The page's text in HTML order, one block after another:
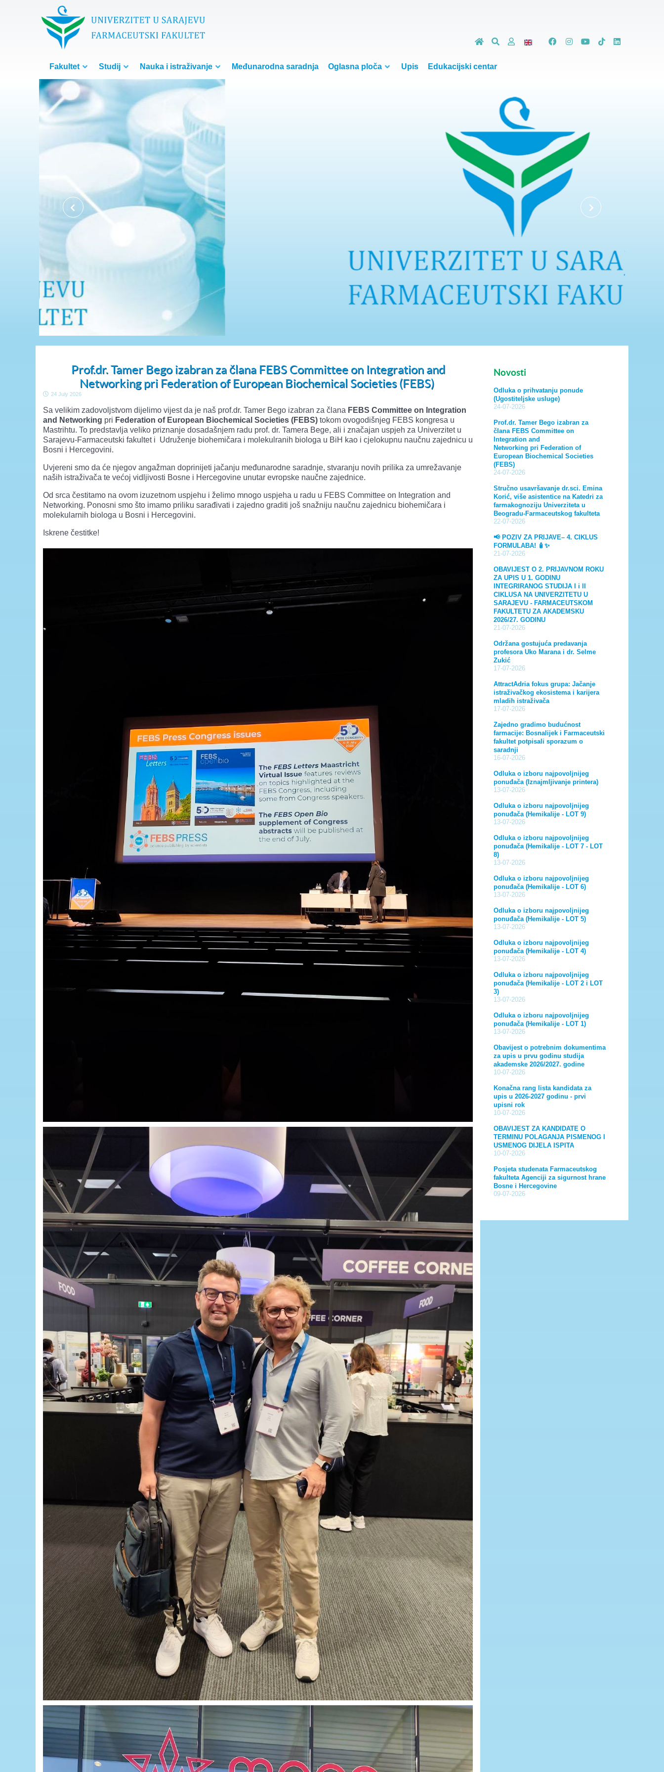
Fakultet Studij Nauka i istraživanje Međunarodna saradnja Oglasna ploča Upis Edukacijski centar
Prof.dr. Tamer Bego izabran za člana FEBS Committee on Integration and
Networking pri Federation of European Biochemical Societies (FEBS)
24 July 2026
Sa velikim zadovoljstvom dijelimo vijest da je naš prof.dr. Tamer Bego izabran za člana FEBS Committee on Integration
and Networking pri Federation of European Biochemical Societies (FEBS) tokom ovogodišnjeg FEBS kongresa u
Mastrihtu. To predstavlja veliko priznanje dosadašnjem radu prof. dr. Tamera Bege, ali i značajan uspjeh za Univerzitet u
Sarajevu-Farmaceutski fakultet i Udruženje biohemičara i molekulranih biologa u BiH kao i cjelokupnu naučnu zajednicu u
Bosni i Hercegovini.
Uvjereni smo da će njegov angažman doprinijeti jačanju međunarodne saradnje, stvaranju novih prilika za umrežavanje
naših istraživača te većoj vidljivosti Bosne i Hercegovine unutar evropske naučne zajednice.
Od srca čestitamo na ovom izuzetnom uspjehu i želimo mnogo uspjeha u radu u FEBS Committee on Integration and
Networking. Ponosni smo što imamo priliku sarađivati i zajedno graditi još snažniju naučnu zajednicu biohemičara i
molekularnih biologa u Bosni i Hercegovini.
Iskrene čestitke!
Novosti
Odluka o prihvatanju ponude
(Ugostiteljske usluge)
24-07-2026
Prof.dr. Tamer Bego izabran za
člana FEBS Committee on
Integration and
Networking pri Federation of
European Biochemical Societies
(FEBS)
24-07-2026
Stručno usavršavanje dr.sci. Emina
Korić, više asistentice na Katedri za
farmakognoziju Univerziteta u
Beogradu-Farmaceutskog fakulteta
22-07-2026
📢 POZIV ZA PRIJAVE– 4. CIKLUS
FORMULABA! 🧴✨
21-07-2026
OBAVIJEST O 2. PRIJAVNOM ROKU
ZA UPIS U 1. GODINU
INTEGRIRANOG STUDIJA I i II
CIKLUSA NA UNIVERZITETU U
SARAJEVU - FARMACEUTSKOM
FAKULTETU ZA AKADEMSKU
2026/27. GODINU
21-07-2026
Održana gostujuća predavanja
profesora Uko Marana i dr. Selme
Zukić
17-07-2026
AttractAdria fokus grupa: Jačanje
istraživačkog ekosistema i karijera
mladih istraživača
17-07-2026
Zajedno gradimo budućnost
farmacije: Bosnalijek i Farmaceutski
fakultet potpisali sporazum o
saradnji
16-07-2026
Odluka o izboru najpovoljnijeg
ponuđača (Iznajmljivanje printera)
13-07-2026
Odluka o izboru najpovoljnijeg
ponuđača (Hemikalije - LOT 9)
13-07-2026
Odluka o izboru najpovoljnijeg
ponuđača (Hemikalije - LOT 7 - LOT
8)
13-07-2026
Odluka o izboru najpovoljnijeg
ponuđača (Hemikalije - LOT 6)
13-07-2026
Odluka o izboru najpovoljnijeg
ponuđača (Hemikalije - LOT 5)
13-07-2026
Odluka o izboru najpovoljnijeg
ponuđača (Hemikalije - LOT 4)
13-07-2026
Odluka o izboru najpovoljnijeg
ponuđača (Hemikalije - LOT 2 i LOT
3)
13-07-2026
Odluka o izboru najpovoljnijeg
ponuđača (Hemikalije - LOT 1)
13-07-2026
Obavijest o potrebnim dokumentima
za upis u prvu godinu studija
akademske 2026/2027. godine
10-07-2026
Konačna rang lista kandidata za
upis u 2026-2027 godinu - prvi
upisni rok
10-07-2026
OBAVIJEST ZA KANDIDATE O
TERMINU POLAGANJA PISMENOG I
USMENOG DIJELA ISPITA
10-07-2026
Posjeta studenata Farmaceutskog
fakulteta Agenciji za sigurnost hrane
Bosne i Hercegovine
09-07-2026